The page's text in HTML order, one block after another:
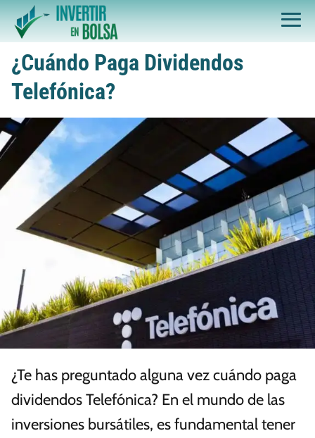
¿Cuándo Paga Dividendos
Telefónica?
¿Te has preguntado alguna vez cuándo paga
dividendos Telefónica? En el mundo de las
inversiones bursátiles, es fundamental tener